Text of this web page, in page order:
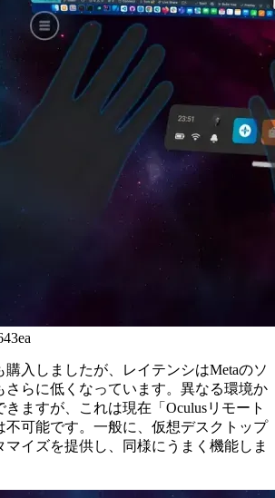
ップボードにコピーUXでクリップボー
アクションを設計する方法